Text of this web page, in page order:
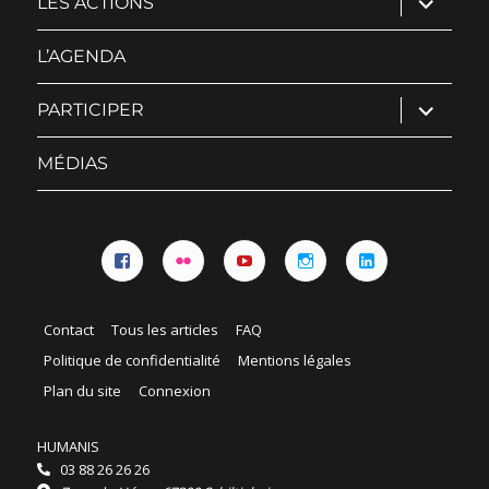
le
sous-
L’AGENDA
PARTICIPER ouvrir
le
sous-
MÉDIAS
Contact Tous les articles
FAQ
Politique de confidentialité
Mentions légales
Plan du site
Connexion
HUMANIS
03 88 26 26 26